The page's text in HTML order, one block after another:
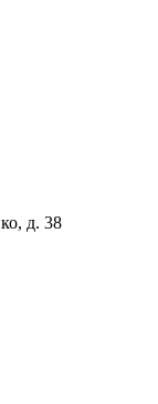
д. 38